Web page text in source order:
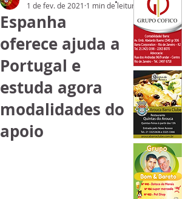
Espanha
oferece ajuda a
Portugal e
estuda agora
modalidades do
apoio
1 de fev. de 2021 1 min de leitura